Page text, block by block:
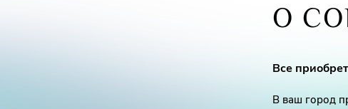
О
Все
В ваш город